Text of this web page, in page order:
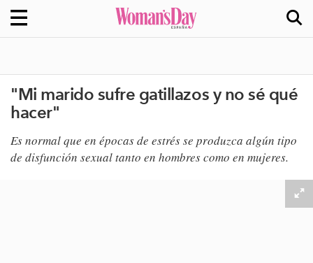
"Mi marido sufre gatillazos y no sé qué
hacer"
Es normal que en épocas de ​estrés se produzca algún tipo
de disfunción sexual tanto en hombres como en mujeres​.